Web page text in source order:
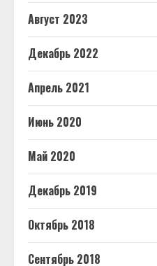
Август 2023
Декабрь 2022
Апрель 2021
Июнь 2020
Май 2020
Декабрь 2019
Октябрь 2018
Сентябрь 2018